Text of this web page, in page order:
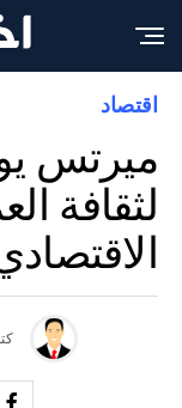
اقتصاد
ميرتس
لثقافة